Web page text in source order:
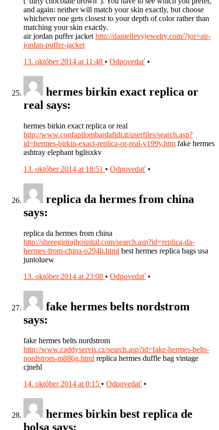
and again: neither will match your skin exactly, but choose
whichever one gets closest to your depth of color rather than
matching your skin exactly.
air jordan puffer jackethttp://daniellevyjewelry.com/?jor=air-
jordan-puffer-jacket
13. október 2014 at 11:48 • Odpovedať •
hermes birkin exact replica or
real says:
hermes birkin exact replica or real
http://www.confapilombardafidi.it/userfiles/search.asp?
id=hermes-birkin-exact-replica-or-real-v199y.htm fake hermes
ashtray elephant bglisxkv
13. október 2014 at 18:51 • Odpovedať •
replica da hermes from china
says:
replica da hermes from china
http://shreegirirajhospital.com/search.asp?id=replica-da-
hermes-from-china-o294h.html best hermes replica bags usa
juntoluew
13. október 2014 at 23:08 • Odpovedať •
fake hermes belts nordstrom
says:
fake hermes belts nordstrom
http://www.caddyservis.cz/search.asp?id=fake-hermes-belts-
nordstrom-m886g.html replica hermes duffle bag vintage
cjnehl
14. október 2014 at 0:15 • Odpovedať •
hermes birkin best replica de
bolsa says: